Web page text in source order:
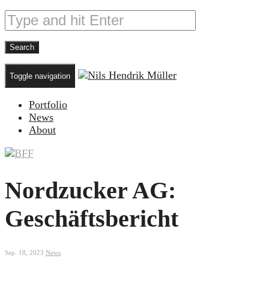
Toggle navigation
Portfolio
News
About
Nordzucker AG:
Geschäftsbericht
Sep. 18, 2023 News